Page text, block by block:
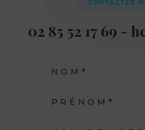
CONTACTEZ-
02 85 52 17 69 -